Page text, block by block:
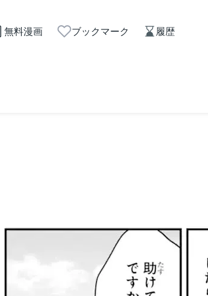
無料漫画 ブックマーク 履歴